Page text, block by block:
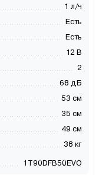
1 л/ч
Есть
Есть
12 В
2
68 дБ
53 см
35 см
49 см
38 кг
1T90DFB50EVO